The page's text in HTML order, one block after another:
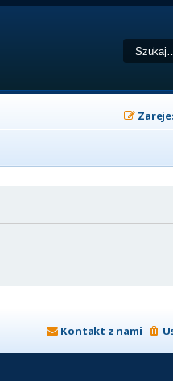
Kontakt z nami